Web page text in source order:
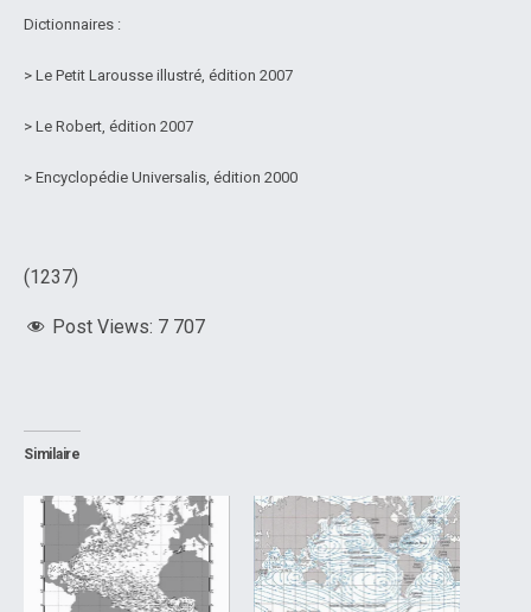
Dictionnaires :
> Le Petit Larousse illustré, édition 2007
> Le Robert, édition 2007
> Encyclopédie Universalis, édition 2000
(1237)
Post Views: 7 707
Similaire